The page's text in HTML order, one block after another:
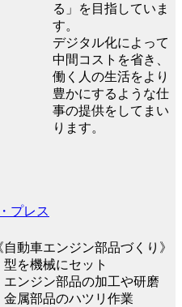
る」を目指していま
す。
デジタル化によって
中間コストを省き、
働く人の生活をより
豊かにするような仕
事の提供をしてまい
ります。
プレス
自動車エンジン部品づくり》
型を機械にセット
エンジン部品の加工や研磨
金属部品のハツリ作業